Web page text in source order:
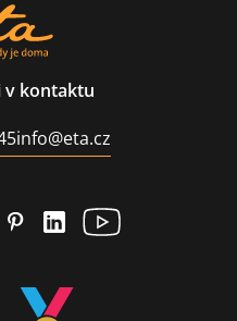
v kontaktu
info@eta.cz